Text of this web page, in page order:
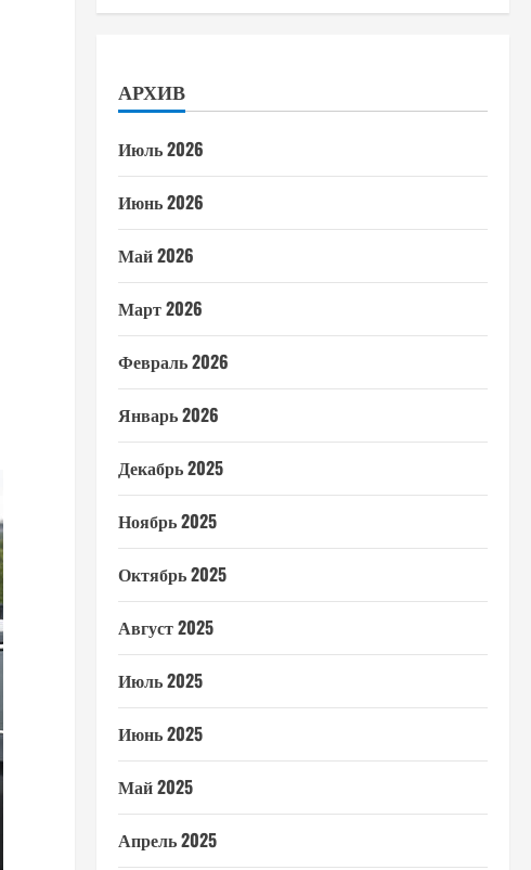
АРХИВ
Июль 2026
Июнь 2026
Май 2026
Март 2026
Февраль 2026
Январь 2026
Декабрь 2025
Ноябрь 2025
Октябрь 2025
Август 2025
Июль 2025
Июнь 2025
Май 2025
Апрель 2025